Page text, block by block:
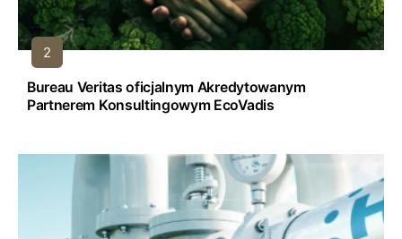
Bureau Veritas oficjalnym Akredytowanym
Partnerem Konsultingowym EcoVadis